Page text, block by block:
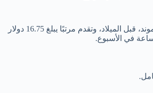
تقع المزرعة في ريتشموند، قبل الميلاد، وتقدم مرتبًا يبلغ 16.75 دولار